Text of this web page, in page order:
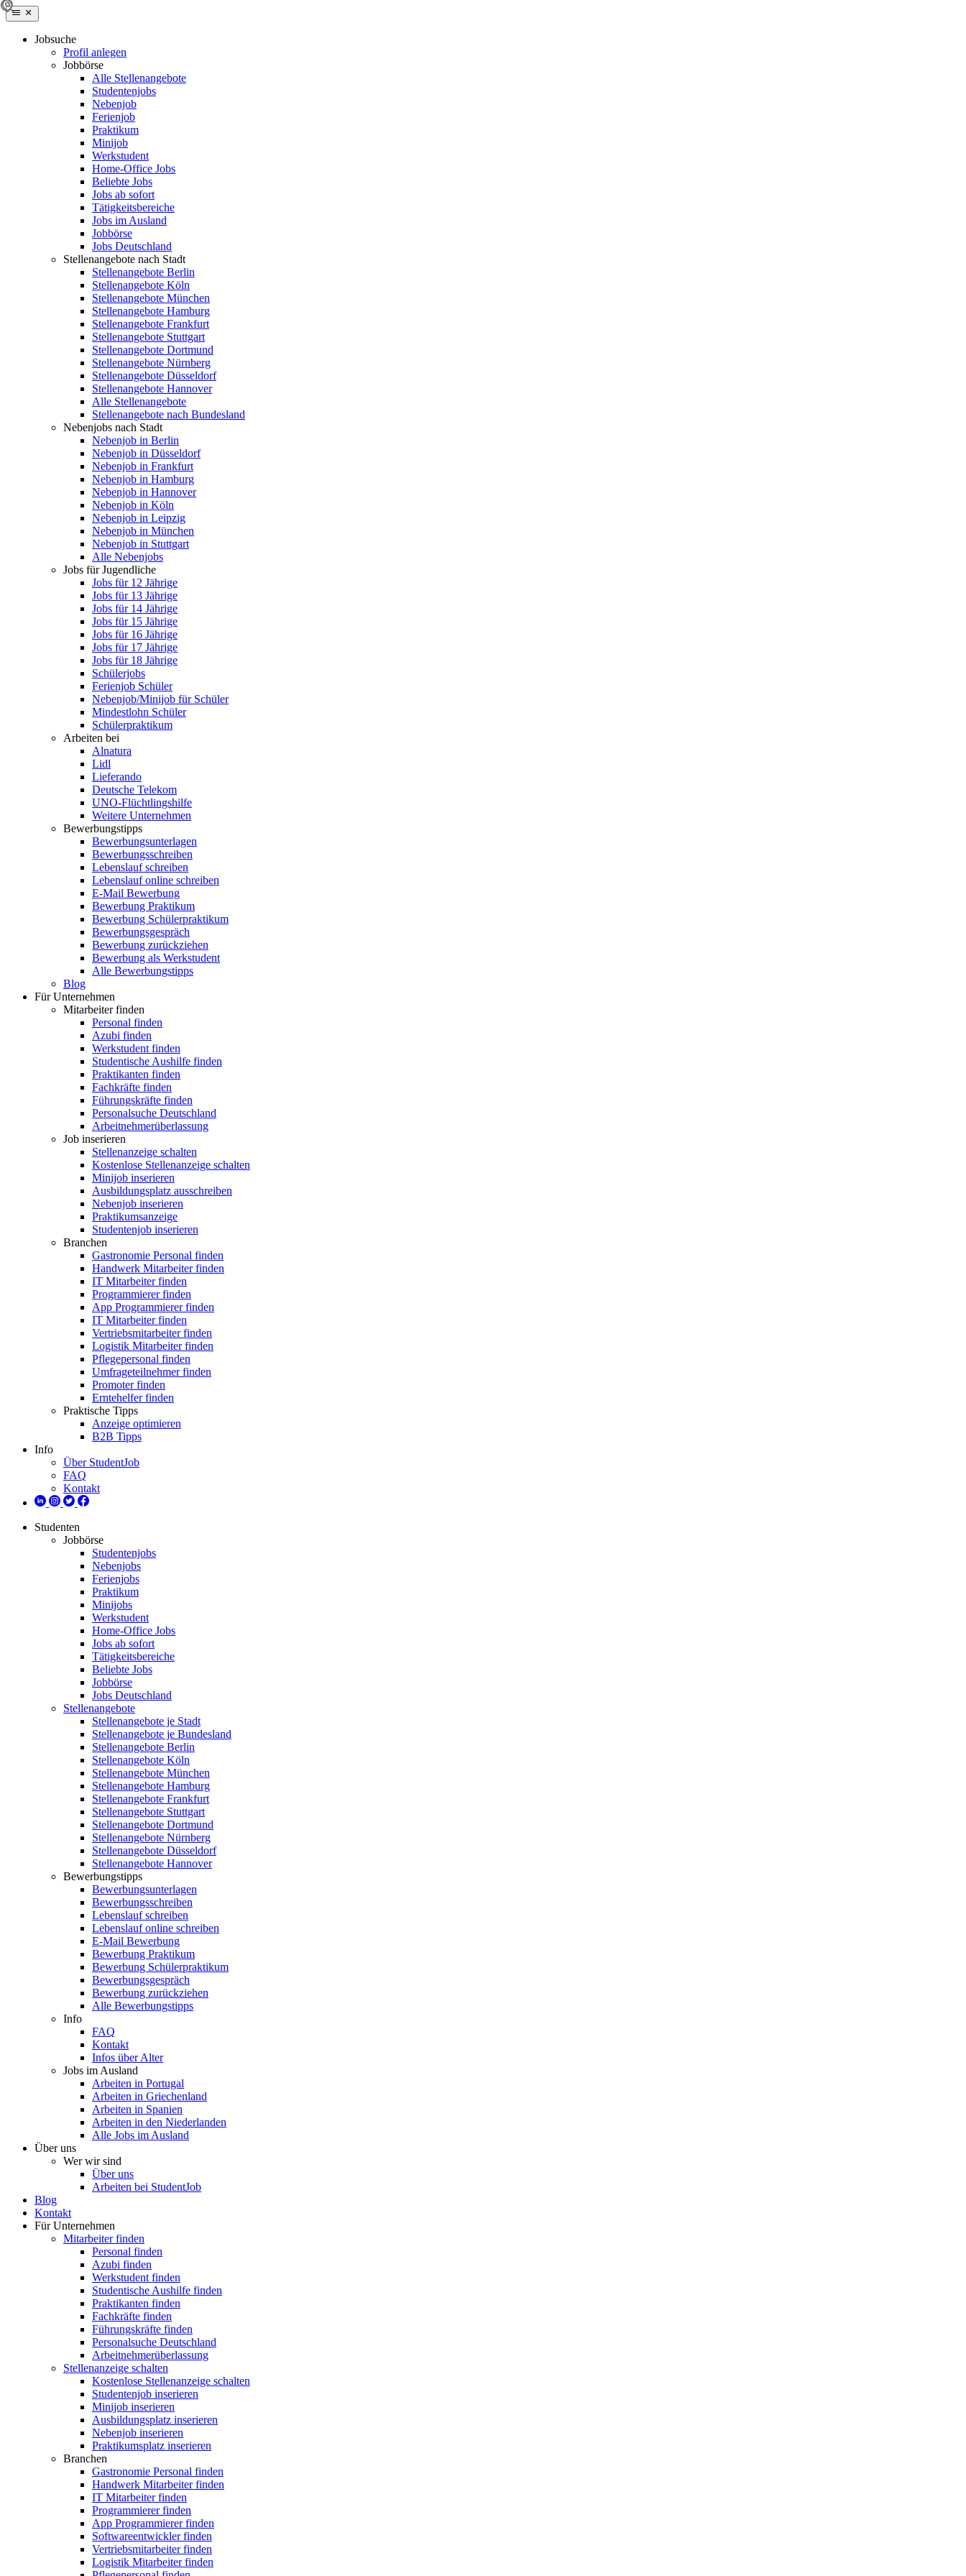
Jobsuche
Profil anlegen
Jobbörse
Alle Stellenangebote
Studentenjobs
Nebenjob
Ferienjob
Praktikum
Minijob
Werkstudent
Home-Office Jobs
Beliebte Jobs
Jobs ab sofort
Tätigkeitsbereiche
Jobs im Ausland
Jobbörse
Jobs Deutschland
Stellenangebote nach Stadt
Stellenangebote Berlin
Stellenangebote Köln
Stellenangebote München
Stellenangebote Hamburg
Stellenangebote Frankfurt
Stellenangebote Stuttgart
Stellenangebote Dortmund
Stellenangebote Nürnberg
Stellenangebote Düsseldorf
Stellenangebote Hannover
Alle Stellenangebote
Stellenangebote nach Bundesland
Nebenjobs nach Stadt
Nebenjob in Berlin
Nebenjob in Düsseldorf
Nebenjob in Frankfurt
Nebenjob in Hamburg
Nebenjob in Hannover
Nebenjob in Köln
Nebenjob in Leipzig
Nebenjob in München
Nebenjob in Stuttgart
Alle Nebenjobs
Jobs für Jugendliche
Jobs für 12 Jährige
Jobs für 13 Jährige
Jobs für 14 Jährige
Jobs für 15 Jährige
Jobs für 16 Jährige
Jobs für 17 Jährige
Jobs für 18 Jährige
Schülerjobs
Ferienjob Schüler
Nebenjob/Minijob für Schüler
Mindestlohn Schüler
Schülerpraktikum
Arbeiten bei
Alnatura
Lidl
Lieferando
Deutsche Telekom
UNO-Flüchtlingshilfe
Weitere Unternehmen
Bewerbungstipps
Bewerbungsunterlagen
Bewerbungsschreiben
Lebenslauf schreiben
Lebenslauf online schreiben
E-Mail Bewerbung
Bewerbung Praktikum
Bewerbung Schülerpraktikum
Bewerbungsgespräch
Bewerbung zurückziehen
Bewerbung als Werkstudent
Alle Bewerbungstipps
Blog
Für Unternehmen
Mitarbeiter finden
Personal finden
Azubi finden
Werkstudent finden
Studentische Aushilfe finden
Praktikanten finden
Fachkräfte finden
Führungskräfte finden
Personalsuche Deutschland
Arbeitnehmerüberlassung
Job inserieren
Stellenanzeige schalten
Kostenlose Stellenanzeige schalten
Minijob inserieren
Ausbildungsplatz ausschreiben
Nebenjob inserieren
Praktikumsanzeige
Studentenjob inserieren
Branchen
Gastronomie Personal finden
Handwerk Mitarbeiter finden
IT Mitarbeiter finden
Programmierer finden
App Programmierer finden
IT Mitarbeiter finden
Vertriebsmitarbeiter finden
Logistik Mitarbeiter finden
Pflegepersonal finden
Umfrageteilnehmer finden
Promoter finden
Erntehelfer finden
Praktische Tipps
Anzeige optimieren
B2B Tipps
Info
Über StudentJob
FAQ
Kontakt
Studenten
Jobbörse
Studentenjobs
Nebenjobs
Ferienjobs
Praktikum
Minijobs
Werkstudent
Home-Office Jobs
Jobs ab sofort
Tätigkeitsbereiche
Beliebte Jobs
Jobbörse
Jobs Deutschland
Stellenangebote
Stellenangebote je Stadt
Stellenangebote je Bundesland
Stellenangebote Berlin
Stellenangebote Köln
Stellenangebote München
Stellenangebote Hamburg
Stellenangebote Frankfurt
Stellenangebote Stuttgart
Stellenangebote Dortmund
Stellenangebote Nürnberg
Stellenangebote Düsseldorf
Stellenangebote Hannover
Bewerbungstipps
Bewerbungsunterlagen
Bewerbungsschreiben
Lebenslauf schreiben
Lebenslauf online schreiben
E-Mail Bewerbung
Bewerbung Praktikum
Bewerbung Schülerpraktikum
Bewerbungsgespräch
Bewerbung zurückziehen
Alle Bewerbungstipps
Info
FAQ
Kontakt
Infos über Alter
Jobs im Ausland
Arbeiten in Portugal
Arbeiten in Griechenland
Arbeiten in Spanien
Arbeiten in den Niederlanden
Alle Jobs im Ausland
Über uns
Wer wir sind
Über uns
Arbeiten bei StudentJob
Blog
Kontakt
Für Unternehmen
Mitarbeiter finden
Personal finden
Azubi finden
Werkstudent finden
Studentische Aushilfe finden
Praktikanten finden
Fachkräfte finden
Führungskräfte finden
Personalsuche Deutschland
Arbeitnehmerüberlassung
Stellenanzeige schalten
Kostenlose Stellenanzeige schalten
Studentenjob inserieren
Minijob inserieren
Ausbildungsplatz inserieren
Nebenjob inserieren
Praktikumsplatz inserieren
Branchen
Gastronomie Personal finden
Handwerk Mitarbeiter finden
IT Mitarbeiter finden
Programmierer finden
App Programmierer finden
Softwareentwickler finden
Vertriebsmitarbeiter finden
Logistik Mitarbeiter finden